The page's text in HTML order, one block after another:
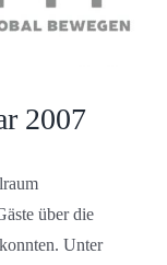
2007
über die
Unter